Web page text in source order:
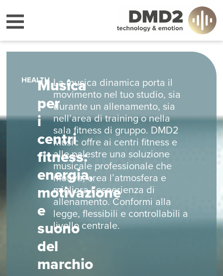
HEALTHMusica
per
i
centri
fitness:
energia,
motivazione
e
suono
del
marchio
La musica dinamica porta il
movimento nel tuo studio, sia
durante un allenamento, sia
nell’area di training o nella
sala fitness di gruppo. DMD2
Music offre ai centri fitness e
alle palestre una soluzione
musicale professionale che
motiva, crea l’atmosfera e
migliora l’esperienza di
allenamento. Conformi alla
legge, flessibili e controllabili a
livello centrale.